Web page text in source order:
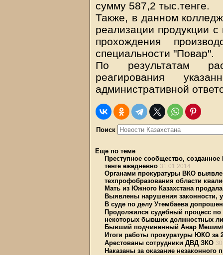
сумму 587,2 тыс.тенге.
Также, в данном
реализации продукции
прохождения
специальности "Повар".
По результатам
реагирования
административной
Поиск
Еще по теме
Преступное сообщество,
тенге ежедневно 31.01.2014
Органами прокуратуры ВКО
техпрофобразования области
Мать из Южного Казахстана
Выявлены нарушения законности,
В суде по делу Утембаева
Продолжился судебный процесс
некоторых бывших должностных
Бывший подчиненный Анар
Итоги работы прокуратуры ЮКО за
Арестованы сотрудники ДВД ЗКО
Наказаны за оказание